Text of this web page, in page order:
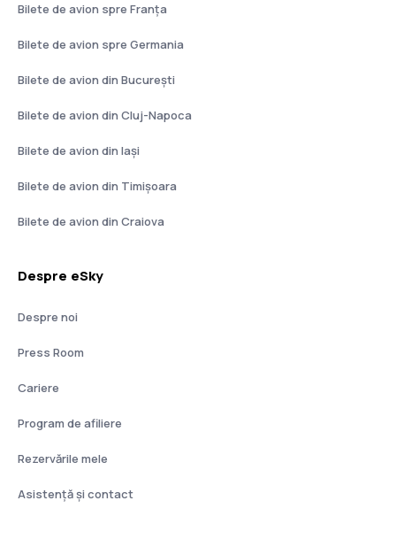
Bilete de avion spre Franţa
Bilete de avion spre Germania
Bilete de avion din București
Bilete de avion din Cluj-Napoca
Bilete de avion din Iași
Bilete de avion din Timișoara
Bilete de avion din Craiova
Despre eSky
Despre noi
Press Room
Cariere
Program de afiliere
Rezervările mele
Asistenţă şi contact